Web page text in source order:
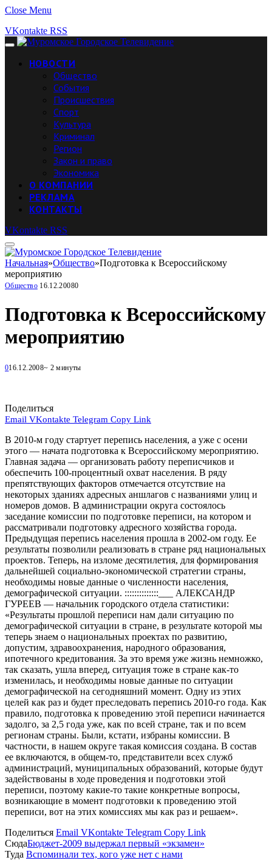
Close Menu
VKontakte RSS
НОВОСТИ
Общество
События
Происшествия
Спорт
Культура
Криминал
Регион
Закон и право
Экономика
О КОМПАНИИ
РЕКЛАМА
КОНТАКТЫ
VKontakte RSS
Начальная»Общество»Подготовка к Всероссийскому
мероприятию
Общество 16.12.20080
Подготовка к Всероссийскому
мероприятию
016.12.2008~ 2 минуты
Поделиться
Email VKontakte Telegram Copy Link
В 2010-м году стартует перепись населения, а уже с осени
этого — начата подготовка к Всероссийскому мероприятию.
Главная задача — организовать работу переписчиков и
обеспечить 100-процентный охват населения. В ряду
препятствующих факторов отмечается отсутствие на
некоторых зданиях адресных аншлагов с названиями улиц и
номеров домов. В администрации округа состоялось
заседание комиссии по подготовке переписи, на котором и
рассматривали подготовку адресного хозяйства города.
Предыдущая перепись населения прошла в 2002-ом году. Ее
результаты позволили реализовать в стране ряд национальных
проектов. Теперь, на изломе десятилетия, для формирования
дальнейшей социально-экономической стратегии страны,
необходимы новые данные о численности населения,
демографической ситуации. ::::::::::::::___ АЛЕКСАНДР
ГУРЕЕВ — начальник городского отдела статистики:
«Результаты прошлой переписи нам дали ситуацию по
демографической ситуации в стране, в результате которой мы
теперь знаем о национальных проектах по развитию,
допустим, здравоохранения, народного образования,
ипотечного кредитования. За это время уже жизнь немножко,
так сказать, ушла вперед, ситуация тоже в стране как-то
изменилась, и необходимы новые данные по ситуации
демографической на сегодняшний момент. Одну из этих
целей как раз и будет преследовать перепись 2010-го года. Как
правило, подготовка к проведению этой переписи начинается
задолго, за 2,5 года уже, как по всей стране, так и по всем
регионам страны. Были, кстати, избраны комиссии. В
частности, в нашем округе такая комиссия создана. В состав
ее включаются, в общем-то, представители всех служб
администраций, муниципальных образований, которые будут
задействованы в ходе проведения и подготовки этой
переписи, поэтому какие-то такие конкретные вопросы,
возникающие в момент подготовки к проведению этой
переписи, вот на этих комиссиях мы как раз и решаем».
Поделиться Email VKontakte Telegram Copy Link
СюдаБюджет-2009 выдержал первый «экзамен»
Туда Вспоминали тех, кого уже нет с нами